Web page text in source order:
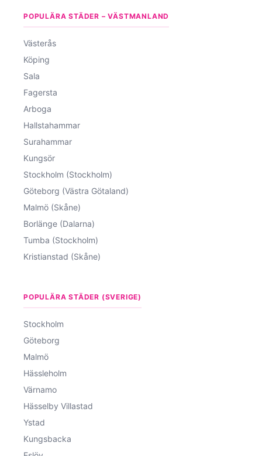
POPULÄRA STÄDER – VÄSTMANLAND
Västerås
Köping
Sala
Fagersta
Arboga
Hallstahammar
Surahammar
Kungsör
Stockholm (Stockholm)
Göteborg (Västra Götaland)
Malmö (Skåne)
Borlänge (Dalarna)
Tumba (Stockholm)
Kristianstad (Skåne)
POPULÄRA STÄDER (SVERIGE)
Stockholm
Göteborg
Malmö
Hässleholm
Värnamo
Hässelby Villastad
Ystad
Kungsbacka